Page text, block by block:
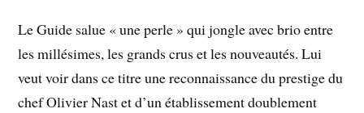
Le Guide salue « une perle » qui jongle avec brio entre
les millésimes, les grands crus et les nouveautés. Lui
veut voir dans ce titre une reconnaissance du prestige du
chef Olivier Nast et d’un établissement doublement